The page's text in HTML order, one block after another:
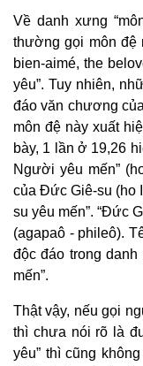
Về danh xưng
thường gọi môn đệ
bien-aimé, the
yêu”. Tuy nhiên,
đáo văn chương
môn đệ này xuất
bày, 1 lần ở 19,26
Người yêu mến”
của Đức Giê-su (ho
su yêu mến”. “Đức
(agapaô - phileô).
độc đáo trong
mến”.
Thật vậy, nếu gọi
thì chưa nói rõ là
yêu” thì cũng